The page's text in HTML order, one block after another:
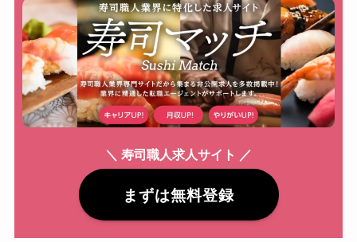
＼ 寿司職人求人サイト ／
まずは無料登録